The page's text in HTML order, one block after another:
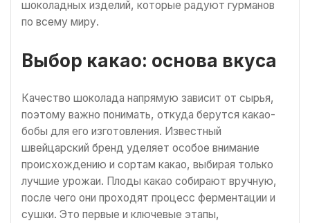
шоколадных изделий, которые радуют гурманов
по всему миру.
Выбор какао: основа вкуса
Качество шоколада напрямую зависит от сырья,
поэтому важно понимать, откуда берутся какао-
бобы для его изготовления. Известный
швейцарский бренд уделяет особое внимание
происхождению и сортам какао, выбирая только
лучшие урожаи. Плоды какао собирают вручную,
после чего они проходят процесс ферментации и
сушки. Это первые и ключевые этапы,